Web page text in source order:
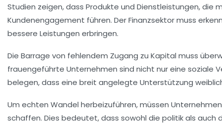
Studien zeigen, dass Produkte und Dienstleistungen, die
Kundenengagement führen. Der Finanzsektor muss
bessere Leistungen erbringen.
Die Barrage von fehlendem Zugang zu Kapital muss
frauengeführte Unternehmen sind nicht nur eine soziale
belegen, dass eine breit angelegte Unterstützung
Um echten Wandel herbeizuführen, müssen
schaffen. Dies bedeutet, dass sowohl die politikals auch